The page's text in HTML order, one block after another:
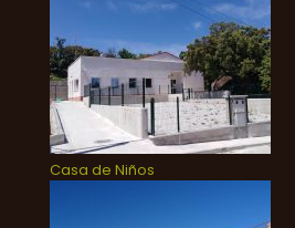
Casa de Niños